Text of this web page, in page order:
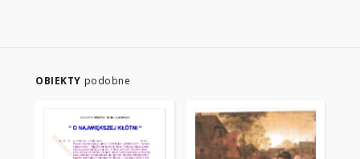
OBIEKTY podobne